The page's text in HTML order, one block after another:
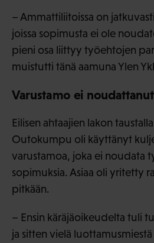
– Ammattiliitoissa on
joissa sopimusta ei ole
pieni osa liittyy työehtojen
muistutti tänä aamuna Ylen
Varustamo ei
Eilisen ahtaajien lakon
Outokumpu oli käyttänyt
varustamoa, joka ei noudata
sopimuksia. Asiaa oli yritetty
pitkään.
– Ensin käräjäoikeudelta tuli
ja sitten vielä